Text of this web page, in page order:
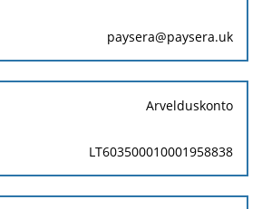
paysera@paysera.uk
Arvelduskonto
LT603500010001958838